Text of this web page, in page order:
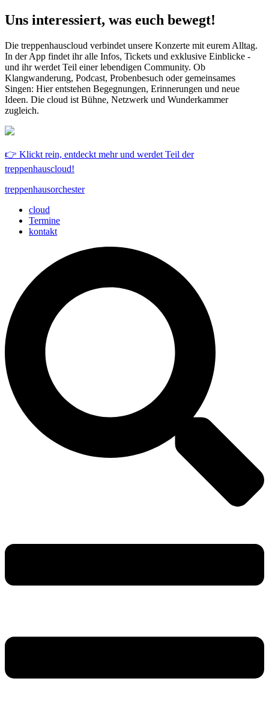
Uns interessiert, was euch bewegt!
Die treppenhauscloud verbindet unsere Konzerte mit eurem Alltag.
In der App findet ihr alle Infos, Tickets und exklusive Einblicke -
und ihr werdet Teil einer lebendigen Community. Ob
Klangwanderung, Podcast, Probenbesuch oder gemeinsames
Singen: Hier entstehen Begegnungen, Erinnerungen und neue
Ideen. Die cloud ist Bühne, Netzwerk und Wunderkammer
zugleich.
👉 Klickt rein, entdeckt mehr und werdet Teil der
treppenhauscloud!
treppenhausorchester
cloud
Termine
kontakt